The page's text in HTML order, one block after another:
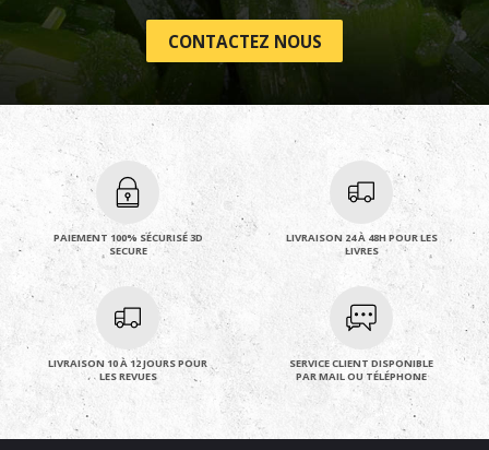
CONTACTEZ NOUS
PAIEMENT 100% SÉCURISÉ 3D
SECURE
LIVRAISON 24 À 48H POUR LES
LIVRES
LIVRAISON 10 À 12 JOURS POUR
LES REVUES
SERVICE CLIENT DISPONIBLE
PAR MAIL OU TÉLÉPHONE